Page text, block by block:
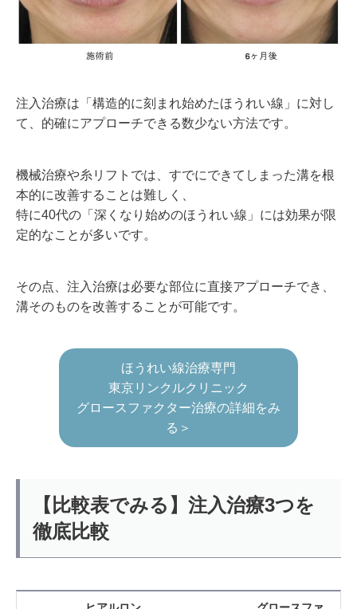
注入治療は「構造的に刻まれ始めたほうれい線」に対し
て、的確にアプローチできる数少ない方法です。
機械治療や糸リフトでは、すでにできてしまった溝を根
本的に改善することは難しく、
特に40代の「深くなり始めのほうれい線」には効果が限
定的なことが多いです。
その点、注入治療は必要な部位に直接アプローチでき、
溝そのものを改善することが可能です。
ほうれい線治療専門
東京リンクルクリニック
グロースファクター治療の詳細をみ
る＞
【比較表でみる】注入治療3つを
徹底比較